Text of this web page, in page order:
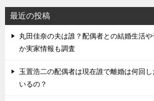
最近の投稿
丸田佳奈の夫は誰？配偶者との結婚生活
か実家情報も調査
玉置浩二の配偶者は現在誰で離婚は何回
いるの？